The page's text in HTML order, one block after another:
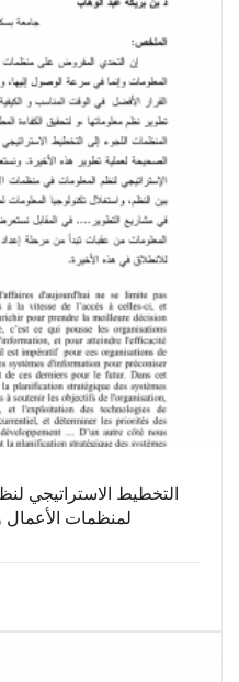
التخطيط الاستراتيجي
لمنظمات الأعمال